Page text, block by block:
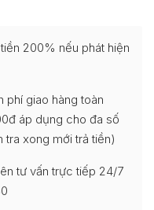
200% nếu phát hiện
phí giao hàng toàn
áp dụng cho đa số
tra xong mới trả tiền)
tư vấn trực tiếp 24/7